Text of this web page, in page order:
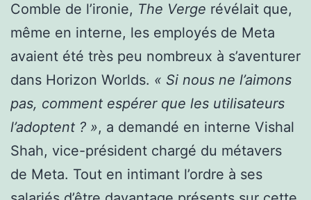
Comble de l’ironie, The Verge révélait que,
même en interne, les employés de Meta
avaient été très peu nombreux à s’aventurer
dans Horizon Worlds. « Si nous ne l’aimons
pas, comment espérer que les utilisateurs
l’adoptent ? », a demandé en interne Vishal
Shah, vice-président chargé du métavers
de Meta. Tout en intimant l’ordre à ses